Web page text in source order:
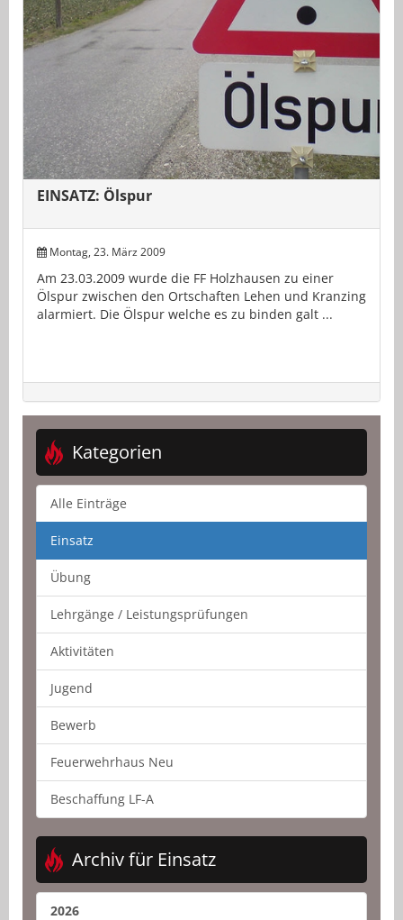
EINSATZ: Ölspur
Montag, 23. März 2009
Am 23.03.2009 wurde die FF Holzhausen zu einer
Ölspur zwischen den Ortschaften Lehen und Kranzing
alarmiert. Die Ölspur welche es zu binden galt ...
Kategorien
Alle Einträge
Einsatz
Übung
Lehrgänge / Leistungsprüfungen
Aktivitäten
Jugend
Bewerb
Feuerwehrhaus Neu
Beschaffung LF-A
Archiv für Einsatz
2026